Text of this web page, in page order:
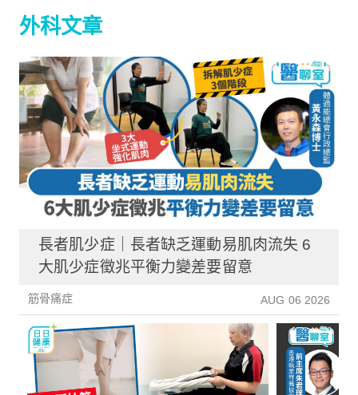
外科文章
長者肌少症｜長者缺乏運動易肌肉流失 6
大肌少症徵兆平衡力變差要留意
筋骨痛症 AUG 06 2026